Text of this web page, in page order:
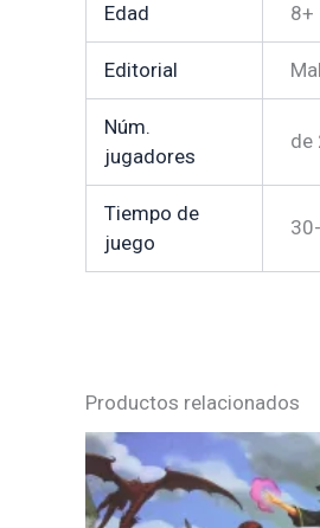
Edad 8+
Editorial
Núm.
jugadores
de
Tiempo de
juego
Productos relacionados